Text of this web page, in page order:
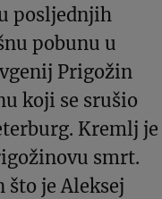
posljednjih
pobunu u
Prigožin
koji se srušio
Kremlj je
smrt.
što je Aleksej